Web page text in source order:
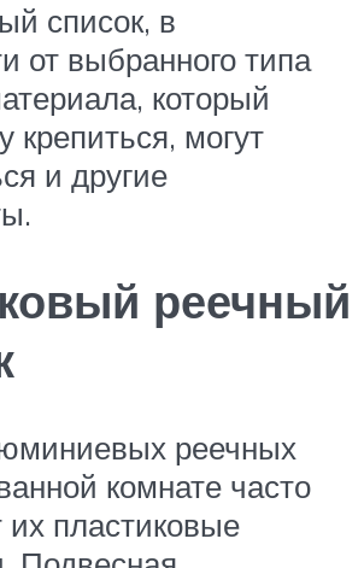
список, в
от выбранного типа
который
крепиться, могут
и другие
реечный
реечных
комнате часто
их пластиковые